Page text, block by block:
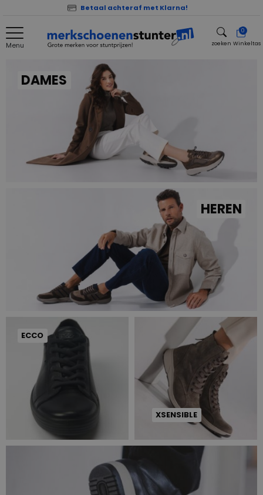
Betaal achteraf met Klarna!
Menu zoeken
0
Winkeltas
DAMES
HEREN
ECCO
XSENSIBLE